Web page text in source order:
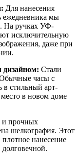
Для нанесения
ежедневника мы
На ручках УФ-
исключительную
даже при
Стали
часы с
стильный арт-
в новом доме
и прочных
шелкография. Этот
нанесение
долговечной.